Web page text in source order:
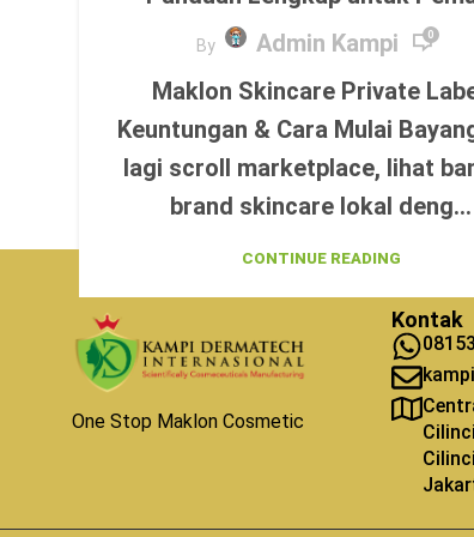
By Admin Kampi 0
Maklon Skincare Private
Keuntungan & Cara Mulai
lagi scroll marketplace, lihat
brand skincare lokal deng...
CONTINUE READING
One Stop Maklon Cosmetic
Kontak